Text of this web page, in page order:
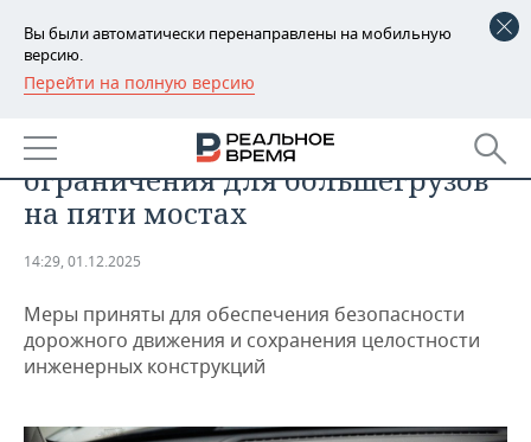
Вы были автоматически перенаправлены на мобильную
версию.
Перейти на полную версию
РЕГИОНЫ
БАШКОРТОСТАН
ТАТАРСТАН
НОВОСТИ
АНАЛИТИКА
ДЕКЛАРАЦИИ О ДОХОДАХ
КОРОЛИ ГОСЗАКАЗА ПФО
НОВОСТИ ЭКОНОМИКИ
ФИНАНСЫ
ПРОМЫШЛЕННОСТЬ
НОВОСТИ
ПРОМЫШЛЕННОСТИ
АГРОПРОМ
НЕДВИЖИМОСТЬ
В Татарстане ввели новые
ограничения для большегрузов
на пяти мостах
14:29, 01.12.2025
Меры приняты для обеспечения безопасности
дорожного движения и сохранения целостности
инженерных конструкций